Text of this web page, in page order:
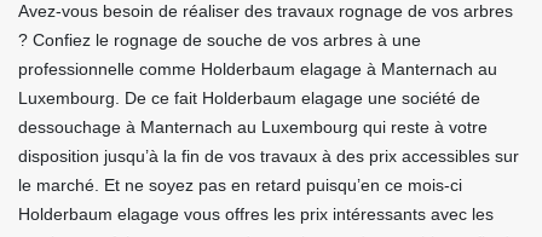
Avez-vous besoin de réaliser des travaux rognage de vos arbres
? Confiez le rognage de souche de vos arbres à une
professionnelle comme Holderbaum elagage à Manternach au
Luxembourg. De ce fait Holderbaum elagage une société de
dessouchage à Manternach au Luxembourg qui reste à votre
disposition jusqu’à la fin de vos travaux à des prix accessibles sur
le marché. Et ne soyez pas en retard puisqu’en ce mois-ci
Holderbaum elagage vous offres les prix intéressants avec les